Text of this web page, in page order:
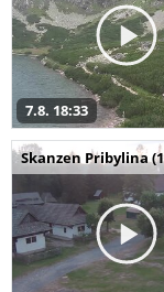
7.8. 18:33
Skanzen Pribylina